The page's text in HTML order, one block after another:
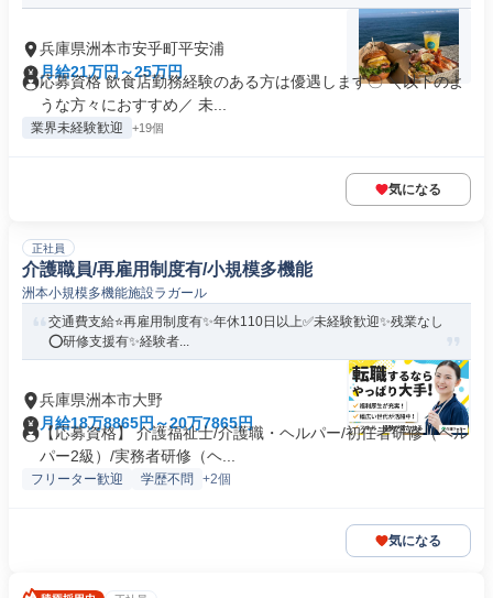
兵庫県洲本市安乎町平安浦
月給21万円～25万円
応募資格 飲食店勤務経験のある方は優遇します〇 ＼以下のよ
うな方々におすすめ／ 未...
業界未経験歓迎 +19個
気になる
正社員
介護職員/再雇用制度有/小規模多機能
洲本小規模多機能施設ラガール
交通費支給⭐️再雇用制度有✨年休110日以上✅️未経験歓迎✨残業なし
⭕️研修支援有✨経験者...
兵庫県洲本市大野
月給18万8865円～20万7865円
【応募資格】 介護福祉士/介護職・ヘルパー/初任者研修（ヘル
パー2級）/実務者研修（ヘ...
フリーター歓迎 学歴不問 +2個
気になる